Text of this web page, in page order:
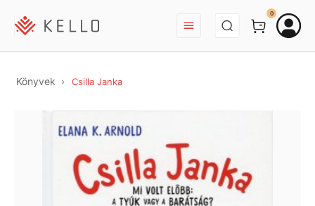
BEJELENTKEZÉS
0
Könyvek Csilla Janka